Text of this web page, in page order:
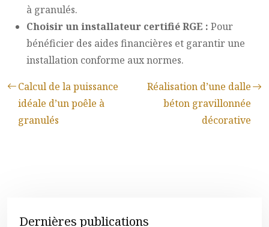
à granulés.
Choisir un installateur certifié RGE : Pour
bénéficier des aides financières et garantir une
installation conforme aux normes.
Calcul de la puissance
idéale d’un poêle à
granulés
Réalisation d’une dalle
béton gravillonnée
décorative
Dernières publications